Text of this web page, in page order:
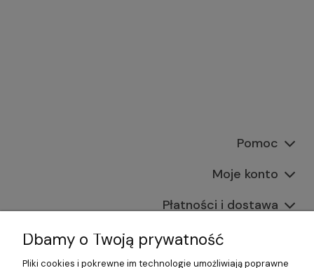
Pomoc
Moje konto
Płatności i dostawa
Informacje
Dbamy o Twoją prywatność
Pliki cookies i pokrewne im technologie umożliwiają poprawne